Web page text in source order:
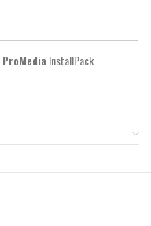
ProMedia InstallPack